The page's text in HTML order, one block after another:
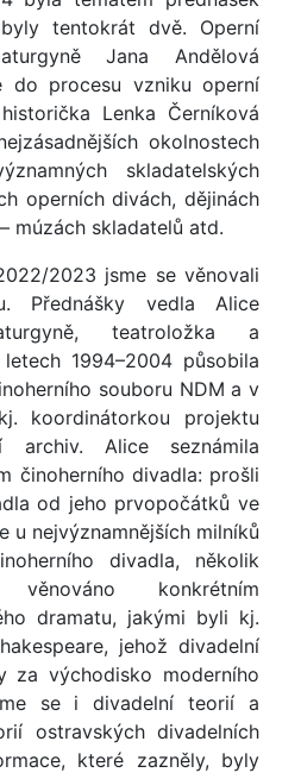
tentokrát dvě. Operní
Jana Andělová
do procesu vzniku operní
Lenka Černíková
okolnostech
skladatelských
operních divách, dějinách
múzách skladatelů atd.
2023 jsme se věnovali
Přednášky vedla Alice
teatroložka a
1994–2004 působila
souboru NDM a v
koordinátorkou projektu
archiv. Alice seznámila
činoherního divadla: prošli
od jeho prvopočátků ve
u nejvýznamnějších milníků
divadla, několik
konkrétním
dramatu, jakými byli kj.
jehož divadelní
za východisko moderního
se i divadelní teorií a
ostravských divadelních
které zazněly, byly